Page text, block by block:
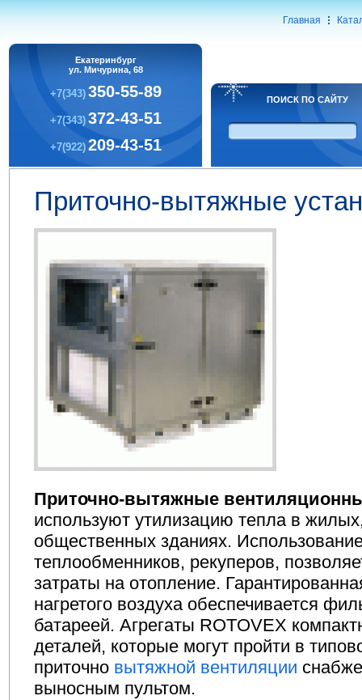
Главная
Екатеринбург
ул. Мичурина, 68
+7(343) 350-55-89
+7(343) 372-43-51
+7(922) 209-43-51
ПОИСК ПО САЙТУ
Приточно-вытяжные
Приточно-вытяжные
используют утилизацию тепла в
общественных зданиях.
теплообменников, рекуперов,
затраты на отопление.
нагретого воздуха обеспечивается
батареей. Агрегаты ROTOVEX
деталей, которые могут пройти в
приточно вытяжной вентиляции
выносным пультом.